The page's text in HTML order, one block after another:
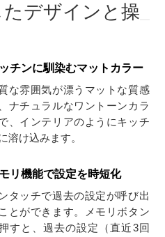
デザインと操
チンに馴染むマットカラー
質な雰囲気が漂うマットな質感
ナチュラルなワントーンカラ
、インテリアのようにキッチ
溶け込みます。
リ機能で設定を時短化
タッチで過去の設定が呼び出
とができます。メモリボタン
すと、過去の設定（直近3回